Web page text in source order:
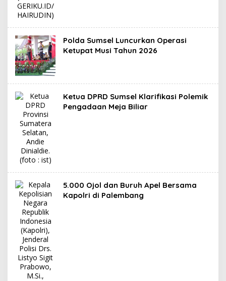
Polda Sumsel Luncurkan Operasi
Ketupat Musi Tahun 2026
Ketua DPRD Sumsel Klarifikasi Polemik
Pengadaan Meja Biliar
5.000 Ojol dan Buruh Apel Bersama
Kapolri di Palembang